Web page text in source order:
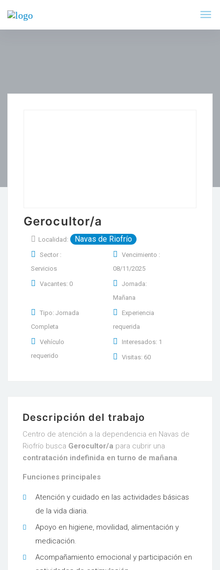
Gerocultor/a
Localidad: Navas de Riofrío
Sector :
Servicios
Vencimiento :
08/11/2025
Vacantes: 0
Jornada:
Mañana
Tipo: Jornada
Completa
Experiencia
requerida
Vehículo
requerido
Interesados: 1
Visitas: 60
Descripción del trabajo
Centro de atención a la dependencia en Navas de
Riofrío busca Gerocultor/a para cubrir una
contratación indefinida en turno de mañana.
Funciones principales
Atención y cuidado en las actividades básicas
de la vida diaria.
Apoyo en higiene, movilidad, alimentación y
medicación.
Acompañamiento emocional y participación en